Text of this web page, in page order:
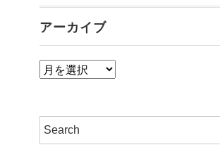
アーカイブ
ア
イ